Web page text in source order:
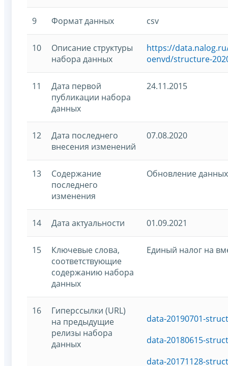
9 Формат данных csv
10
Описание структуры
набора данных
https://
oenvd/structure-
11
Дата первой
публикации набора
данных
24.11.2015
12
Дата последнего
внесения изменений
07.08.2020
13
Содержание
последнего
изменения
Обновление данных
14 Дата актуальности 01.09.2021
15
Ключевые слова,
соответствующие
содержанию набора
данных
Единый налог на
16
Гиперссылки (URL)
на предыдущие
релизы набора
данных
data-20190701-
data-20180615-
data-20171128-